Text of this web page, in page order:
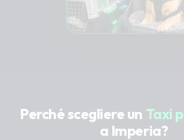
Perché scegliere un Taxi
a Imperia?